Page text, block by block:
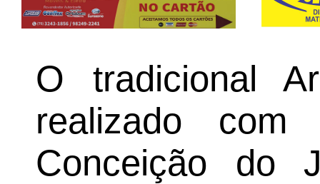
O tradicional
realizado com
Conceição do